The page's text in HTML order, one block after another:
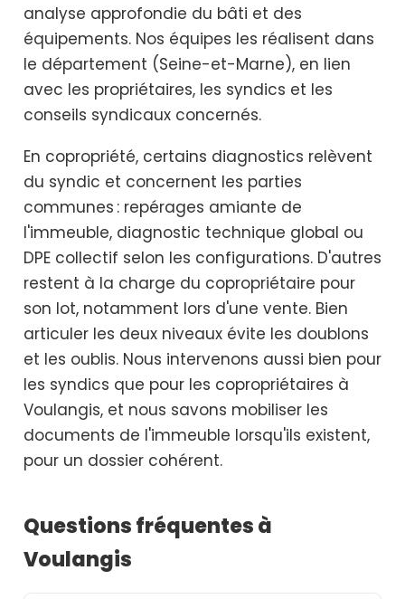
analyse approfondie du bâti et des
équipements. Nos équipes les réalisent dans
le département (Seine-et-Marne), en lien
avec les propriétaires, les syndics et les
conseils syndicaux concernés.
En copropriété, certains diagnostics relèvent
du syndic et concernent les parties
communes : repérages amiante de
l'immeuble, diagnostic technique global ou
DPE collectif selon les configurations. D'autres
restent à la charge du copropriétaire pour
son lot, notamment lors d'une vente. Bien
articuler les deux niveaux évite les doublons
et les oublis. Nous intervenons aussi bien pour
les syndics que pour les copropriétaires à
Voulangis, et nous savons mobiliser les
documents de l'immeuble lorsqu'ils existent,
pour un dossier cohérent.
Questions fréquentes à
Voulangis